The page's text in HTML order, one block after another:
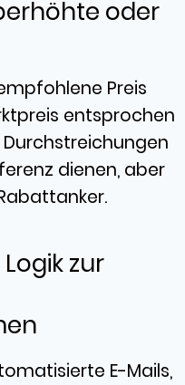
oder
Preis
entsprochen
dienen, aber
zur
E-Mails,